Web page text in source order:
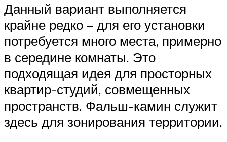
Данный вариант выполняется
крайне редко – для его установки
потребуется много места, примерно
в середине комнаты. Это
подходящая идея для просторных
квартир-студий, совмещенных
пространств. Фальш-камин служит
здесь для зонирования территории.